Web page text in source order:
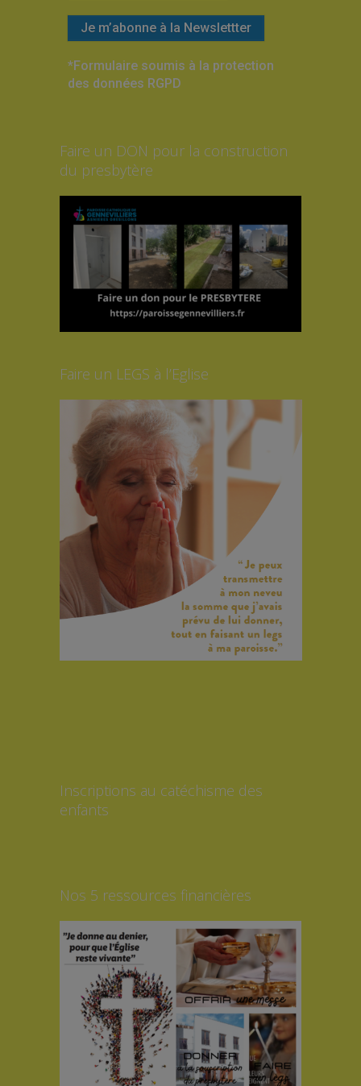
*Formulaire soumis à la protection
des données RGPD
Faire un DON pour la construction
du presbytère
Faire un LEGS à l’Eglise
Inscriptions au catéchisme des
enfants
Nos 5 ressources financières